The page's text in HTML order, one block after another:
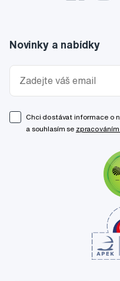
Novinky a nabídky
Chci dostávat informace o
a souhlasím se